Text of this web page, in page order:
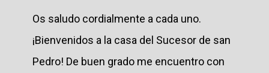
Os saludo cordialmente a cada uno.
¡Bienvenidos a la casa del Sucesor de san
Pedro! De buen grado me encuentro con